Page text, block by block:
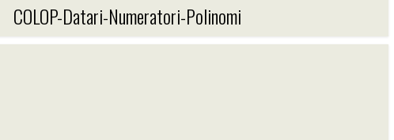
COLOP-Datari-Numeratori-Polinomi